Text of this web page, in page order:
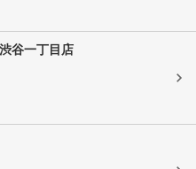
谷一丁目店